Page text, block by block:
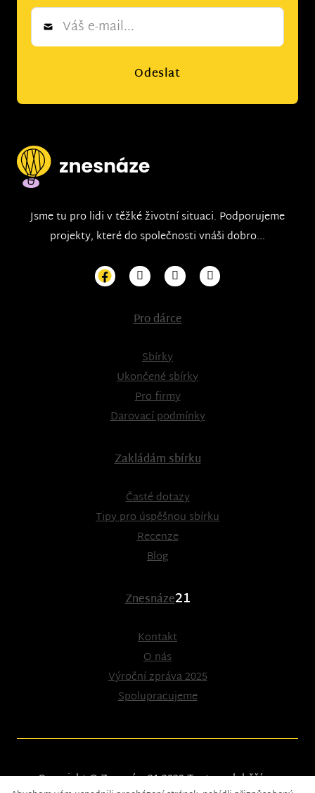
Newsletter
Odeslat
Jsme tu pro lidi v těžké životní situaci. Podporujeme
projekty, které do společnosti vnáši dobro...
Pro dárce
Sbírky
Ukončené sbírky
Pro firmy
Darovací podmínky
Zakládám sbírku
Časté dotazy
Tipy pro úspěšnou sbírku
Recenze
Blog
Znesnáze21
Kontakt
O nás
Výroční zpráva 2025
Spolupracujeme
Copyright © Znesnáze21 2023Tento web běží na